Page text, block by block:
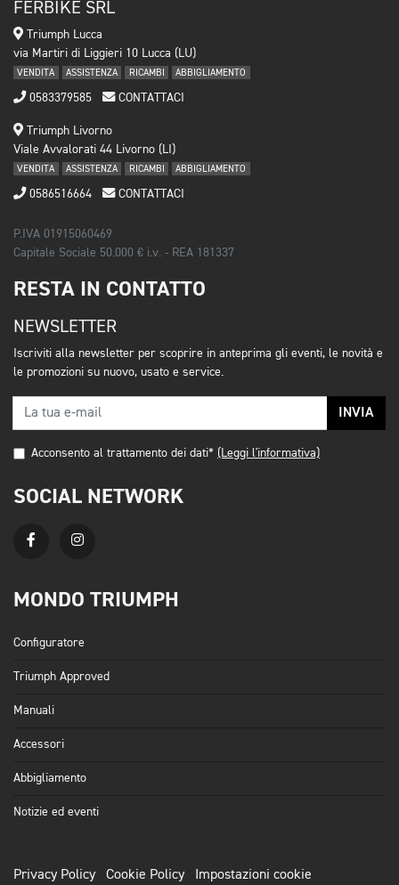
FERBIKE SRL
Triumph Lucca
via Martiri di Liggieri 10 Lucca (LU)
VENDITA ASSISTENZA RICAMBI ABBIGLIAMENTO
0583379585 CONTATTACI
Triumph Livorno
Viale Avvalorati 44 Livorno (LI)
VENDITA ASSISTENZA RICAMBI ABBIGLIAMENTO
0586516664 CONTATTACI
P.IVA 01915060469
Capitale Sociale 50.000 € i.v. - REA 181337
RESTA IN CONTATTO
NEWSLETTER
Iscriviti alla newsletter per scoprire in anteprima gli eventi, le novità e
le promozioni su nuovo, usato e service.
INVIA
Acconsento al trattamento dei dati* (Leggi l'informativa)
SOCIAL NETWORK
MONDO TRIUMPH
Configuratore
Triumph Approved
Manuali
Accessori
Abbigliamento
Notizie ed eventi
Privacy Policy Cookie Policy Impostazioni cookie